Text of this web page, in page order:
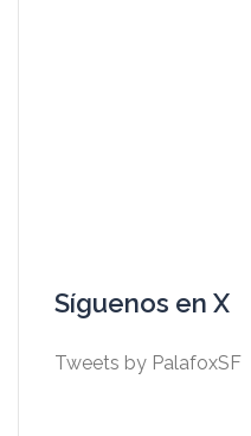
Síguenos en X
Tweets by PalafoxSF